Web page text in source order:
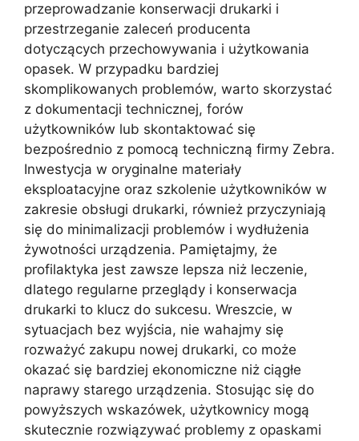
przeprowadzanie konserwacji drukarki i
przestrzeganie zaleceń producenta
dotyczących przechowywania i użytkowania
opasek. W przypadku bardziej
skomplikowanych problemów, warto skorzystać
z dokumentacji technicznej, forów
użytkowników lub skontaktować się
bezpośrednio z pomocą techniczną firmy Zebra.
Inwestycja w oryginalne materiały
eksploatacyjne oraz szkolenie użytkowników w
zakresie obsługi drukarki, również przyczyniają
się do minimalizacji problemów i wydłużenia
żywotności urządzenia. Pamiętajmy, że
profilaktyka jest zawsze lepsza niż leczenie,
dlatego regularne przeglądy i konserwacja
drukarki to klucz do sukcesu. Wreszcie, w
sytuacjach bez wyjścia, nie wahajmy się
rozważyć zakupu nowej drukarki, co może
okazać się bardziej ekonomiczne niż ciągłe
naprawy starego urządzenia. Stosując się do
powyższych wskazówek, użytkownicy mogą
skutecznie rozwiązywać problemy z opaskami